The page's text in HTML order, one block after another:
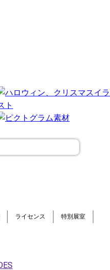
ライセンス
特別展室